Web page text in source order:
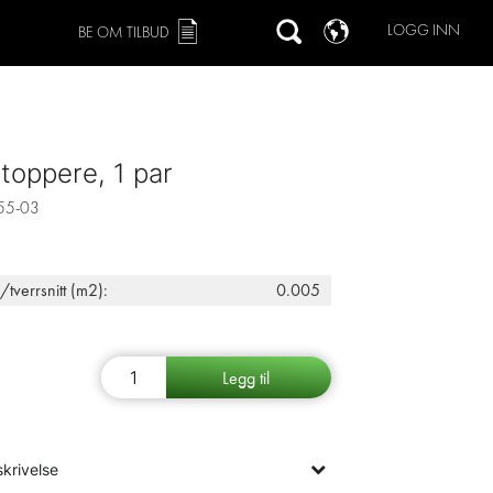
LOGG INN
BE OM TILBUD
1 par
03
tverrsnitt (m2): 0.005